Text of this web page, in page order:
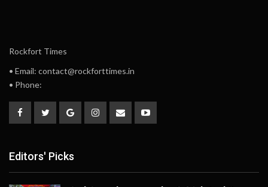
Rockfort Times
• Email: contact@rockforttimes.in
• Phone:
Editors' Picks